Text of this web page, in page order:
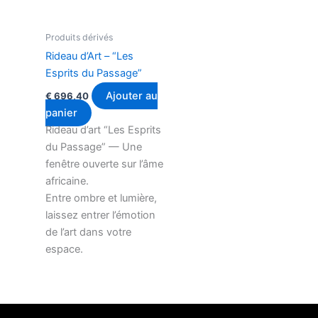
Produits dérivés
Rideau d’Art – “Les
Esprits du Passage”
€ 696,40
Ajouter au
panier
Rideau d’art “Les Esprits
du Passage” — Une
fenêtre ouverte sur l’âme
africaine.
Entre ombre et lumière,
laissez entrer l’émotion
de l’art dans votre
espace.